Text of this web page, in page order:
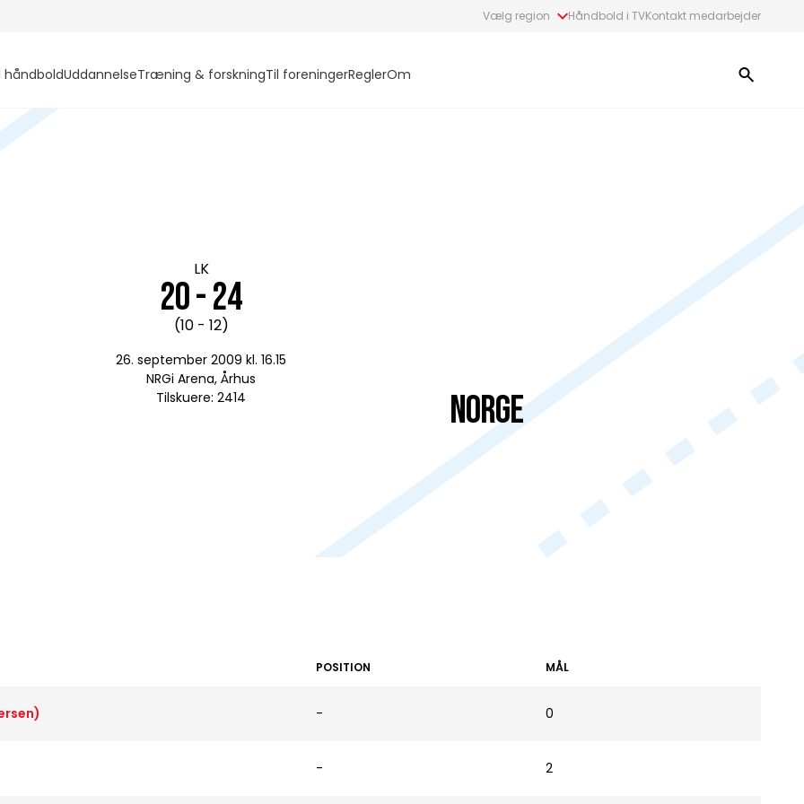
Vælg region Håndbold i TVKontakt medarbejder
håndboldUddannelseTræning & forskningTil foreningerReglerOm
LK
20 - 24
(10 - 12)
26. september 2009 kl. 16.15
NRGi Arena, Århus
Tilskuere: 2414
Norge
POSITION MÅL
- 0
- 2